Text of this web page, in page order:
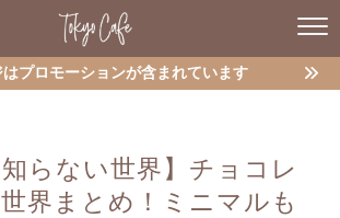
プロモーションが含まれています
知らない世界】チョコレ
界まとめ！ミニマルも